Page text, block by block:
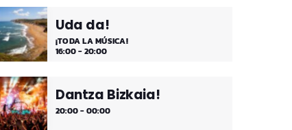
Uda da!
¡TODA LA MÚSICA!
16:00 - 20:00
Dantza Bizkaia!
20:00 - 00:00